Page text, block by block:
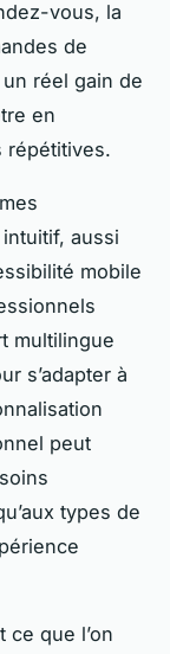
vous, la
de
réel gain de
en
répétitives.
aussi
mobile
multilingue
s’adapter à
peut
types de
que l’on